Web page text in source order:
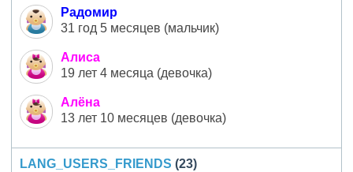
Радомир
31 год 5 месяцев (мальчик)
Алиса
19 лет 4 месяца (девочка)
Алёна
13 лет 10 месяцев (девочка)
LANG_USERS_FRIENDS (23)